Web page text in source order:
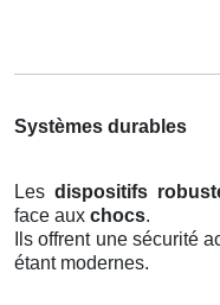
Systèmes durables
Les dispositifs
face aux chocs.
Ils offrent une sécurité
étant modernes.